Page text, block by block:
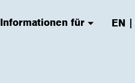
Informationen für
(has submenu) EN |